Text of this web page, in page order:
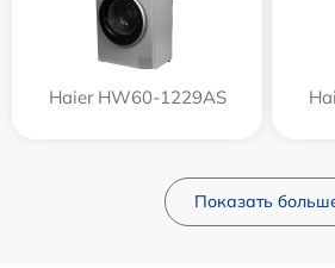
Haier HW60-1229AS
Показать